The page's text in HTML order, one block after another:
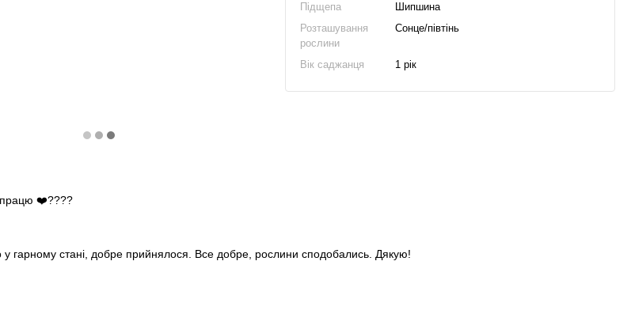
Підщепа
Шипшина
Розташування
рослини
Сонце/півтінь
Вік саджанця 1 рік
працю ❤️????
у гарному стані, добре прийнялося. Все добре, рослини сподобались. Дякую!